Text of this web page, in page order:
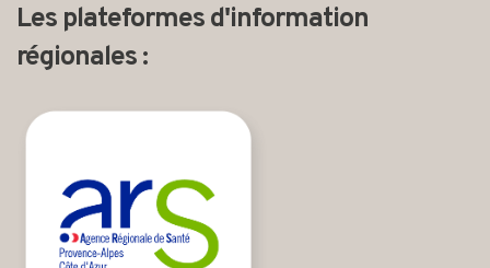
Les plateformes d'information
régionales :